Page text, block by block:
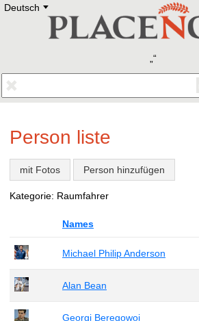
Deutsch E
Deutsch
Francais
Polski
Eestikeelne
Person liste
mit Fotos Person hinzufügen
Kategorie: Raumfahrer
Names
Michael Philip Anderson
Alan Bean
Georgi Beregowoi